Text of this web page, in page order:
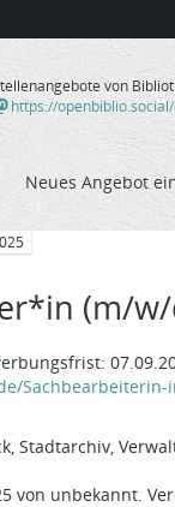
von
https://
Neues Angebot
(m/
Stadtarchiv,
von unbekannt.